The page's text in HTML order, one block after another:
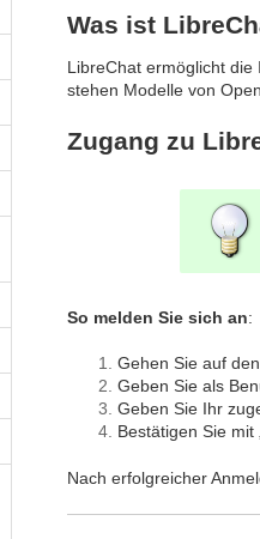
Was ist
LibreChat ermöglicht die
stehen Modelle von
Zugang zu
So melden Sie sich an:
Gehen Sie auf
Geben Sie als
Geben Sie Ihr
Bestätigen Sie mit
Nach erfolgreicher